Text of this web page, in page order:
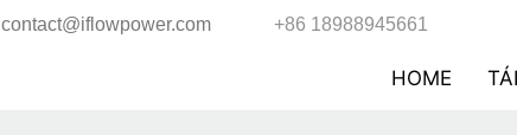
contact@iflowpower.com +86 18988945661
HOME